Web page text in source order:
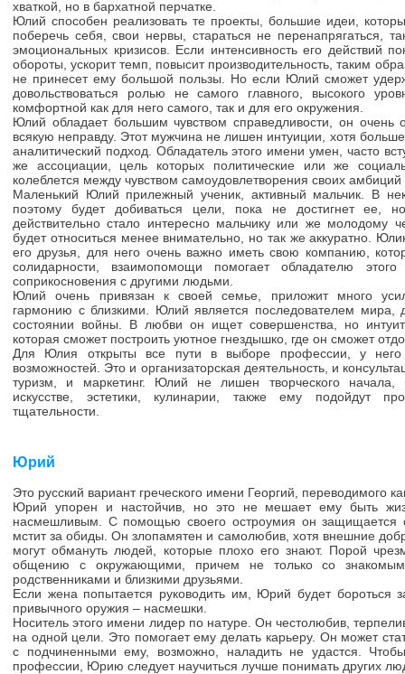
хваткой, но в бархатной перчатке.
Юлий способен реализовать те проекты, большие идеи,
поберечь себя, свои нервы, стараться не перенапрягаться,
эмоциональных кризисов. Если интенсивность его действий
обороты, ускорит темп, повысит производительность, таким
не принесет ему большой пользы. Но если Юлий сможет
довольствоваться ролью не самого главного, высокого
комфортной как для него самого, так и для его окружения.
Юлий обладает большим чувством справедливости, он очень
всякую неправду. Этот мужчина не лишен интуиции, хотя
аналитический подход. Обладатель этого имени умен, часто
же ассоциации, цель которых политические или же
колеблется между чувством самоудовлетворения своих амбиций
Маленький Юлий прилежный ученик, активный мальчик. В
поэтому будет добиваться цели, пока не достигнет ее,
действительно стало интересно мальчику или же молодому
будет относиться менее внимательно, но так же аккуратно.
его друзья, для него очень важно иметь свою компанию,
солидарности, взаимопомощи помогает обладателю
соприкосновения с другими людьми.
Юлий очень привязан к своей семье, приложит много
гармонию с близкими. Юлий является последователем мира,
состоянии войны. В любви он ищет совершенства, но
которая сможет построить уютное гнездышко, где он сможет
Для Юлия открыты все пути в выборе профессии, у него
возможностей. Это и организаторская деятельность, и
туризм, и маркетинг. Юлий не лишен творческого начала,
искусстве, эстетики, кулинарии, также ему подойдут
тщательности.
Юрий
Это русский вариант греческого имени Георгий, переводимого
Юрий упорен и настойчив, но это не мешает ему быть
насмешливым. С помощью своего остроумия он защищается
мстит за обиды. Он злопамятен и самолюбив, хотя внешние
могут обмануть людей, которые плохо его знают. Порой
общению с окружающими, причем не только со
родственниками и близкими друзьями.
Если жена попытается руководить им, Юрий будет бороться
привычного оружия – насмешки.
Носитель этого имени лидер по натуре. Он честолюбив,
на одной цели. Это помогает ему делать карьеру. Он может
с подчиненными ему, возможно, наладить не удастся.
профессии, Юрию следует научиться лучше понимать других